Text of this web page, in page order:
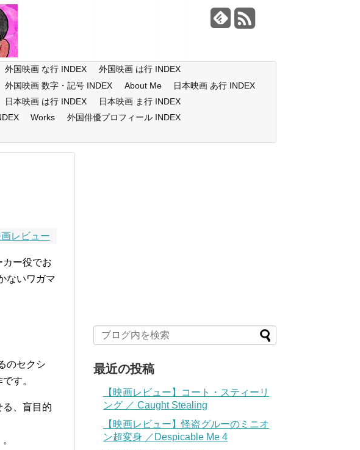
外国映画 な行 INDEX
外国映画 は行 INDEX
外国映画 数字・記号 INDEX About Me
日本映画 あ行 INDEX
日本映画 は行 INDEX
日本映画 ま行 INDEX
Works
外国俳優プロフィール INDEX
レビュー
カー役でお
ないワガマ
のセクシ
す。
る、盲目的
最近の投稿
【映画レビュー】コート・スティーリ
ング ／ Caught Stealing
【映画レビュー】怪盗グルーのミニオ
ン超変身 ／Despicable Me 4